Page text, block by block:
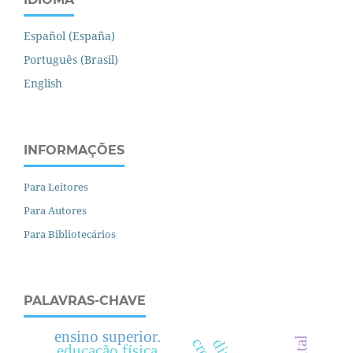
Español (España)
Português (Brasil)
English
INFORMAÇÕES
Para Leitores
Para Autores
Para Bibliotecários
PALAVRAS-CHAVE
ensino superior.